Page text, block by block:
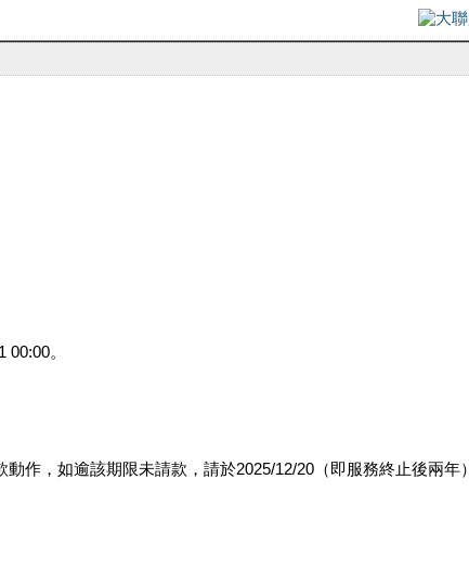
。
作，如逾該期限未請款，請於2025/12/20（即服務終止後兩年）